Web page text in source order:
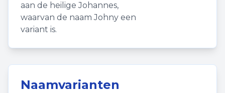
aan de heilige Johannes,
waarvan de naam Johny een
variant is.
Naamvarianten